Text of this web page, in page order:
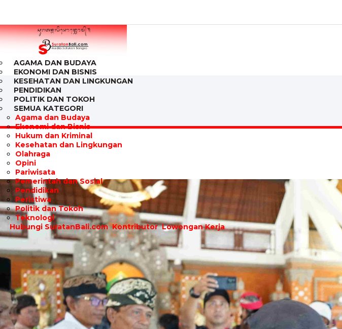
AGAMA DAN BUDAYA
EKONOMI DAN BISNIS
KESEHATAN DAN LINGKUNGAN
PENDIDIKAN
POLITIK DAN TOKOH
SEMUA KATEGORI
Agama dan Budaya
Ekonomi dan Bisnis
Hukum dan Kriminal
Kesehatan dan Lingkungan
Olahraga
Opini
Pariwisata
Pemerintah dan Sosial
Pendidikan
Peristiwa
Politik dan Tokoh
Teknologi
Hubungi SuratanBali.com Kontributor Lowongan Kerja